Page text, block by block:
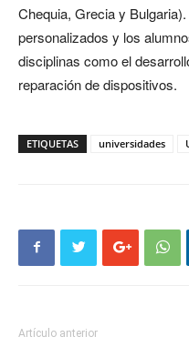
Chequia, Grecia y
personalizados y los
disciplinas como el
reparación de dispositivos.
ETIQUETAS universidades
Artículo anterior